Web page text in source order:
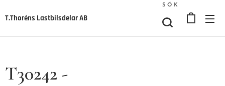
T.Thoréns Lastbilsdelar AB
SÖK
T30242 -